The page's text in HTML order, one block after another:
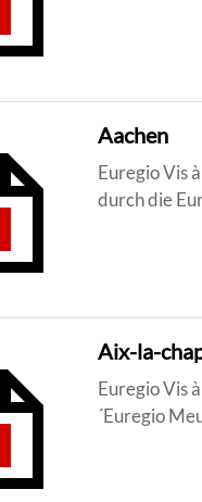
Aachen
Euregio Vis
durch die
Aix-la-
Euregio Vis
´Euregio